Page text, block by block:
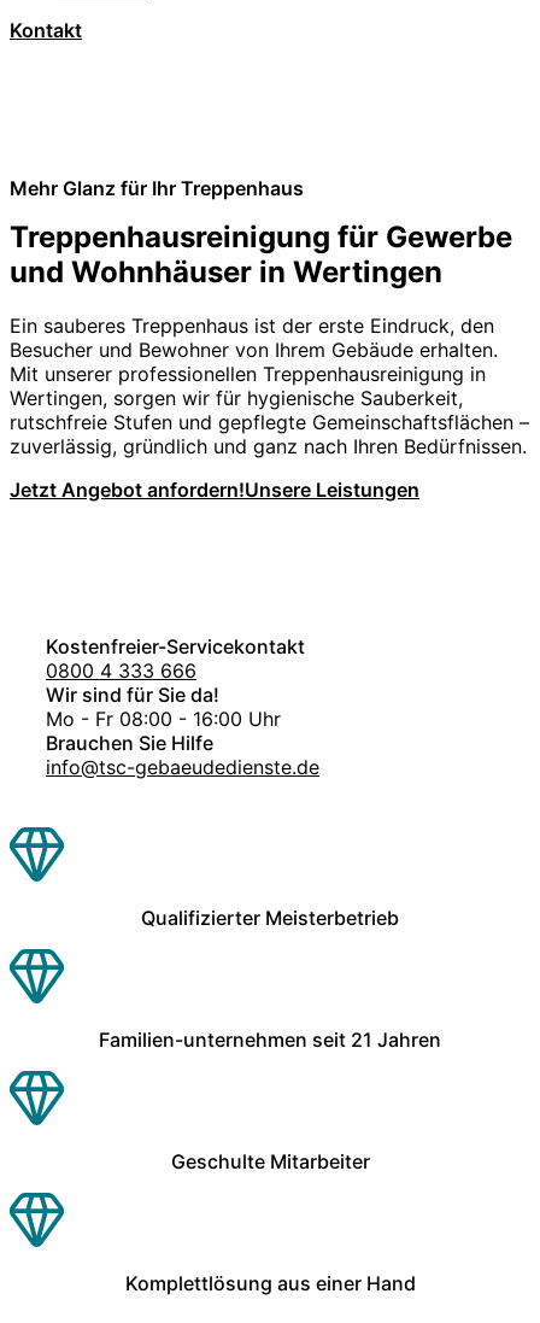
Kontakt
Mehr Glanz für Ihr Treppenhaus
Treppenhausreinigung für Gewerbe
und Wohnhäuser in Wertingen
Ein sauberes Treppenhaus ist der erste Eindruck, den
Besucher und Bewohner von Ihrem Gebäude erhalten.
Mit unserer professionellen Treppenhausreinigung in
Wertingen, sorgen wir für hygienische Sauberkeit,
rutschfreie Stufen und gepflegte Gemeinschaftsflächen –
zuverlässig, gründlich und ganz nach Ihren Bedürfnissen.
Jetzt Angebot anfordern!Unsere Leistungen
Kostenfreier-Servicekontakt
0800 4 333 666
Wir sind für Sie da!
Mo - Fr 08:00 - 16:00 Uhr
Brauchen Sie Hilfe
info@tsc-gebaeudedienste.de
Qualifizierter Meisterbetrieb
Familien-unternehmen seit 21 Jahren
Geschulte Mitarbeiter
Komplettlösung aus einer Hand